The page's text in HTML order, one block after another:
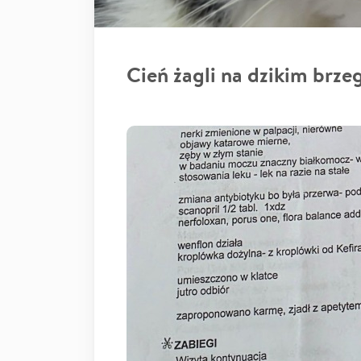
Cień żagli na dzikim